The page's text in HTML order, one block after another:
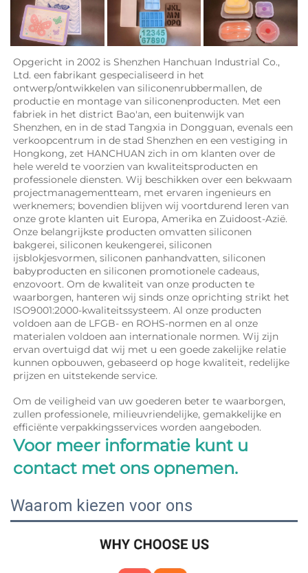
Opgericht in 2002 is Shenzhen Hanchuan Industrial Co.,
Ltd. een fabrikant gespecialiseerd in het
ontwerp/ontwikkelen van siliconenrubbermallen, de
productie en montage van siliconenproducten. Met een
fabriek in het district Bao'an, een buitenwijk van
Shenzhen, en in de stad Tangxia in Dongguan, evenals een
verkoopcentrum in de stad Shenzhen en een vestiging in
Hongkong, zet HANCHUAN zich in om klanten over de
hele wereld te voorzien van kwaliteitsproducten en
professionele diensten. Wij beschikken over een bekwaam
projectmanagementteam, met ervaren ingenieurs en
werknemers; bovendien blijven wij voortdurend leren van
onze grote klanten uit Europa, Amerika en Zuidoost-Azië.
Onze belangrijkste producten omvatten siliconen
bakgerei, siliconen keukengerei, siliconen
ijsblokjesvormen, siliconen panhandvatten, siliconen
babyproducten en siliconen promotionele cadeaus,
enzovoort. Om de kwaliteit van onze producten te
waarborgen, hanteren wij sinds onze oprichting strikt het
ISO9001:2000-kwaliteitssysteem. Al onze producten
voldoen aan de LFGB- en ROHS-normen en al onze
materialen voldoen aan internationale normen. Wij zijn
ervan overtuigd dat wij met u een goede zakelijke relatie
kunnen opbouwen, gebaseerd op hoge kwaliteit, redelijke
prijzen en uitstekende service.
Om de veiligheid van uw goederen beter te waarborgen,
zullen professionele, milieuvriendelijke, gemakkelijke en
Voor meer informatie kunt u
contact met ons opnemen.
Waarom kiezen voor ons